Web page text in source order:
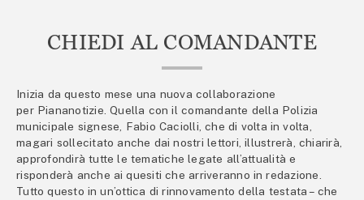
CHIEDI AL COMANDANTE
Inizia da questo mese una nuova collaborazione
per Piananotizie. Quella con il comandante della Polizia
municipale signese, Fabio Caciolli, che di volta in volta,
magari sollecitato anche dai nostri lettori, illustrerà, chiarirà,
approfondirà tutte le tematiche legate all’attualità e
risponderà anche ai quesiti che arriveranno in redazione.
Tutto questo in un’ottica di rinnovamento della testata – che